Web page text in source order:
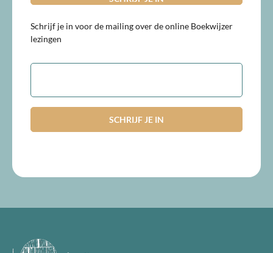
Schrijf je in voor de mailing over de online Boekwijzer
lezingen
E-